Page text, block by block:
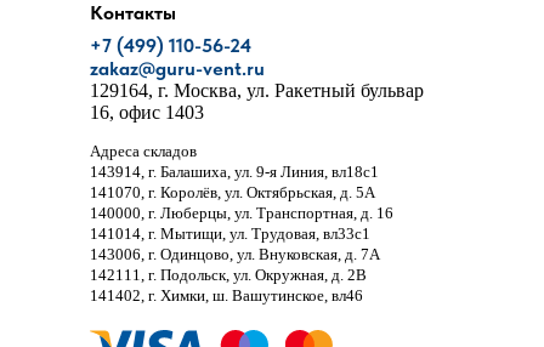
+7 (499) 110-56-24
zakaz@guru-vent.ru
129164, г. Москва, ул. Ракетный бульвар
16, офис 1403
Адреса складов
143914, г. Балашиха, ул. 9-я Линия, вл18с1
141070, г. Королёв, ул. Октябрьская, д. 5А
140000, г. Люберцы, ул. Транспортная, д. 16
141014, г. Мытищи, ул. Трудовая, вл33с1
143006, г. Одинцово, ул. Внуковская, д. 7А
142111, г. Подольск, ул. Окружная, д. 2В
141402, г. Химки, ш. Вашутинское, вл46
Контакты